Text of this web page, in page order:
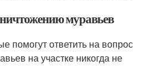
муравьев
помогут ответить на вопрос
на участке никогда не